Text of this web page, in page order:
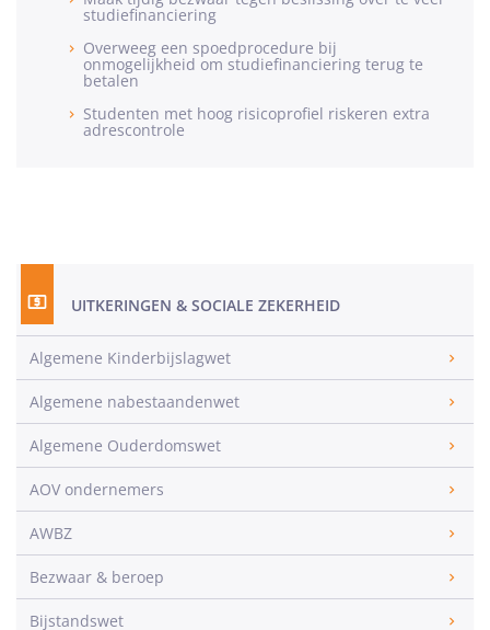
studiefinanciering
Overweeg een spoedprocedure bij
onmogelijkheid om studiefinanciering terug te
betalen
Studenten met hoog risicoprofiel riskeren extra
adrescontrole
UITKERINGEN & SOCIALE ZEKERHEID
Algemene Kinderbijslagwet
Algemene nabestaandenwet
Algemene Ouderdomswet
AOV ondernemers
AWBZ
Bezwaar & beroep
Bijstandswet